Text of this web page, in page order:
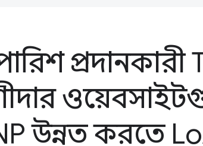
উন্নত করতে Lo